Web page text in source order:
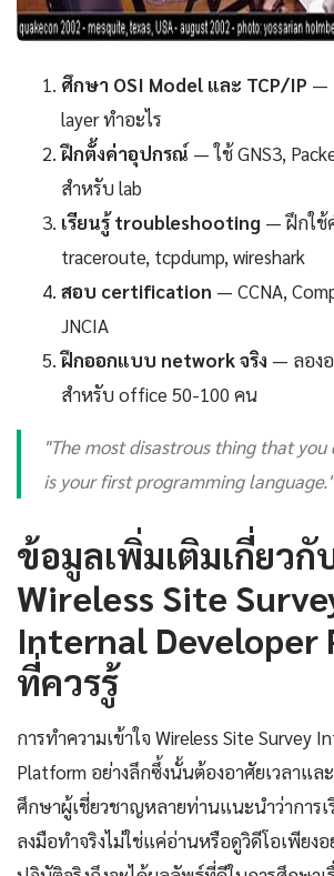
ศึกษา OSI Model และ TCP/IP —
layer ทำอะไร
ฝึกตั้งค่าอุปกรณ์ — ใช้ GNS3,
สำหรับ lab
เรียนรู้ troubleshooting — ฝึกใช้
traceroute, tcpdump, wireshark
สอบ certification — CCNA,
JNCIA
ฝึกออกแบบ network จริง — ลอง
สำหรับ office 50-100 คน
"The most disastrous thing that you
is your first programming
ข้อมูลเพิ่มเติมเกี่ยวกั
Wireless Site
Internal Developer
ที่ควรรู้
การทำความเข้าใจ Wireless Site Survey
Platform อย่างลึกซึ้งนั้นต้องอาศัยเวลาแล
ศึกษาผู้เชี่ยวชาญหลายท่านแนะนำว่าการ
ลงมือทำจริงไม่ใช่แค่อ่านหรือดูวิดีโอเพียงอ